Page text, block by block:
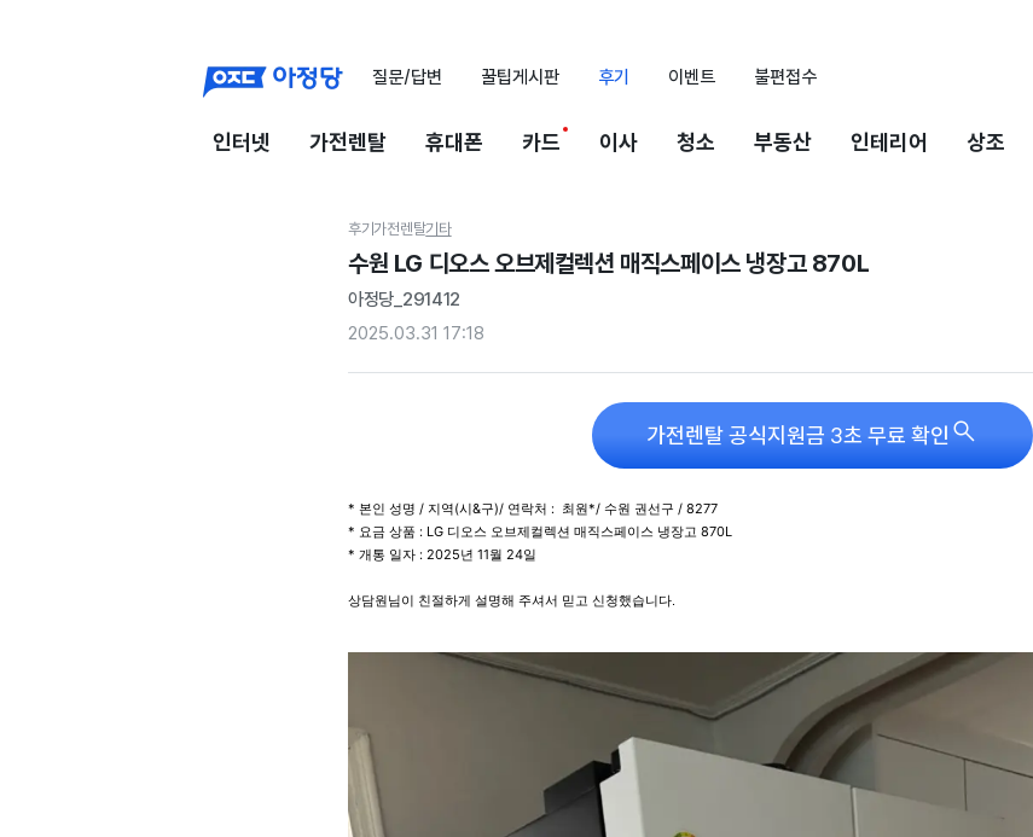
질문/답변 꿀팁게시판 후기 이벤트 불편접수
인터넷 가전렌탈 휴대폰 카드 이사 청소 부동산 인테리어 상조
후기가전렌탈기타
수원 LG 디오스 오브제컬렉션 매직스페이스 냉장고 870L
아정당_291412
2025.03.31 17:18
가전렌탈 공식지원금 3초 무료 확인 
* 본인 성명 / 지역(시&구)/ 연락처 :  최원*/ 수원 권선구 / 8277
* 요금 상품 : LG 디오스 오브제컬렉션 매직스페이스 냉장고 870L
* 개통 일자 : 2025년 11월 24일
상담원님이 친절하게 설명해 주셔서 믿고 신청했습니다.